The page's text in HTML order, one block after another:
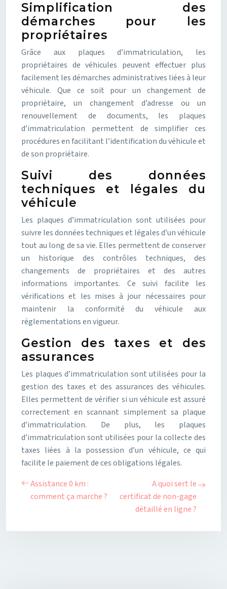
Simplification des
démarches pour les
propriétaires
Grâce aux plaques d’immatriculation, les
propriétaires de véhicules peuvent effectuer plus
facilement les démarches administratives liées à leur
véhicule. Que ce soit pour un changement de
propriétaire, un changement d’adresse ou un
renouvellement de documents, les plaques
d’immatriculation permettent de simplifier ces
procédures en facilitant l’identification du véhicule et
de son propriétaire.
Suivi des données
techniques et légales du
véhicule
Les plaques d’immatriculation sont utilisées pour
suivre les données techniques et légales d’un véhicule
tout au long de sa vie. Elles permettent de conserver
un historique des contrôles techniques, des
changements de propriétaires et des autres
informations importantes. Ce suivi facilite les
vérifications et les mises à jour nécessaires pour
maintenir la conformité du véhicule aux
réglementations en vigueur.
Gestion des taxes et des
assurances
Les plaques d’immatriculation sont utilisées pour la
gestion des taxes et des assurances des véhicules.
Elles permettent de vérifier si un véhicule est assuré
correctement en scannant simplement sa plaque
d’immatriculation. De plus, les plaques
d’immatriculation sont utilisées pour la collecte des
taxes liées à la possession d’un véhicule, ce qui
facilite le paiement de ces obligations légales.
Assistance 0 km :
comment ça marche ?
A quoi sert le
certificat de non-gage
détaillé en ligne ?